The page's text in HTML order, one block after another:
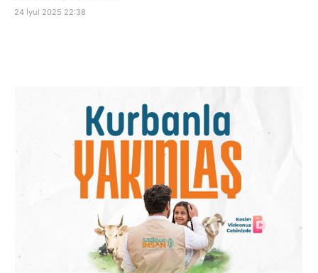
24 İyul 2025 22:38